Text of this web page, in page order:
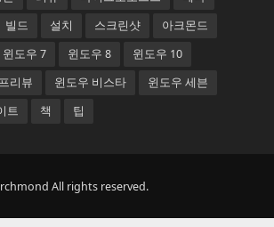
빌드 설치 스크린샷
아크몬드
윈도우 7 윈도우 8
윈도우 10
리뷰
윈도우 비스타
윈도우 세븐
트
책 팁
All rights reserved.